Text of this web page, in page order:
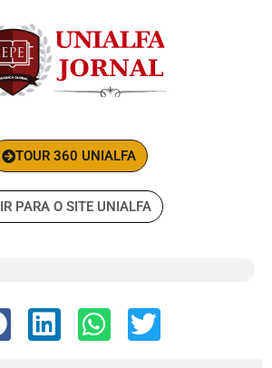
TOUR 360 UNIALFA
IR PARA O SITE UNIALFA